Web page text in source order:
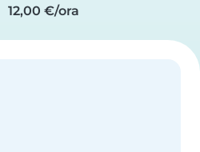
12,00 €/ora